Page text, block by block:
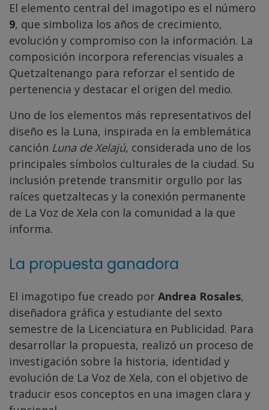
El elemento central del imagotipo es el número
9, que simboliza los años de crecimiento,
evolución y compromiso con la información. La
composición incorpora referencias visuales a
Quetzaltenango para reforzar el sentido de
pertenencia y destacar el origen del medio.
Uno de los elementos más representativos del
diseño es la Luna, inspirada en la emblemática
canción Luna de Xelajú, considerada uno de los
principales símbolos culturales de la ciudad. Su
inclusión pretende transmitir orgullo por las
raíces quetzaltecas y la conexión permanente
de La Voz de Xela con la comunidad a la que
informa.
La propuesta ganadora
El imagotipo fue creado por Andrea Rosales,
diseñadora gráfica y estudiante del sexto
semestre de la Licenciatura en Publicidad. Para
desarrollar la propuesta, realizó un proceso de
investigación sobre la historia, identidad y
evolución de La Voz de Xela, con el objetivo de
traducir esos conceptos en una imagen clara y